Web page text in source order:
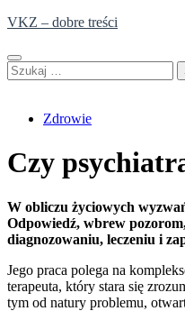
Skip
content
VKZ – dobre treści
Szukaj:
Zdrowie
Czy
W obliczu życiowych
Odpowiedź, wbrew
diagnozowaniu, leczeniu i
Jego praca polega na
terapeuta, który stara się
tym od natury problemu,